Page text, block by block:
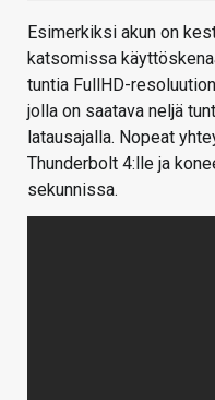
Esimerkiksi akun on
katsomissa
tuntia FullHD-
jolla on saatava neljä
latausajalla. Nopeat
Thunderbolt 4:lle ja
sekunnissa.